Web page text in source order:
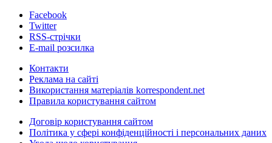
Facebook
Twitter
RSS-стрічки
E-mail розсилка
Контакти
Реклама на сайті
Використання матеріалів korrespondent.net
Правила користування сайтом
Договір користування сайтом
Політика у сфері конфіденційності і персональних даних